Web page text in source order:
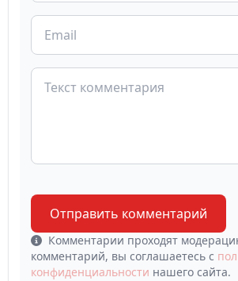
Отправить комментарий
Комментарии проходят
комментарий, вы соглашаетесь с
конфиденциальности нашего сайта.